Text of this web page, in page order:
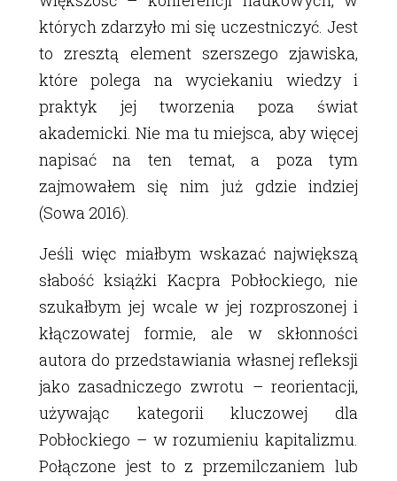
których zdarzyło mi się uczestniczyć. Jest
to zresztą element szerszego zjawiska,
które polega na wyciekaniu wiedzy i
praktyk jej tworzenia poza świat
akademicki. Nie ma tu miejsca, aby więcej
napisać na ten temat, a poza tym
zajmowałem się nim już gdzie indziej
(Sowa 2016).
Jeśli więc miałbym wskazać największą
słabość książki Kacpra Pobłockiego, nie
szukałbym jej wcale w jej rozproszonej i
kłączowatej formie, ale w skłonności
autora do przedstawiania własnej refleksji
jako zasadniczego zwrotu – reorientacji,
używając kategorii kluczowej dla
Pobłockiego – w rozumieniu kapitalizmu.
Połączone jest to z przemilczaniem lub